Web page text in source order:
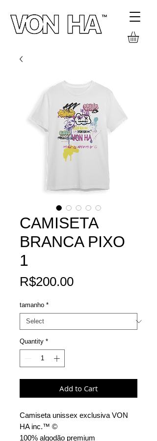
CAMISETA
BRANCA PIXO
1
R$200.00Price
tamanho *
Quantity *
Add to Cart
Camiseta unissex exclusiva VON
HA inc.™ ©
100% algodão premium